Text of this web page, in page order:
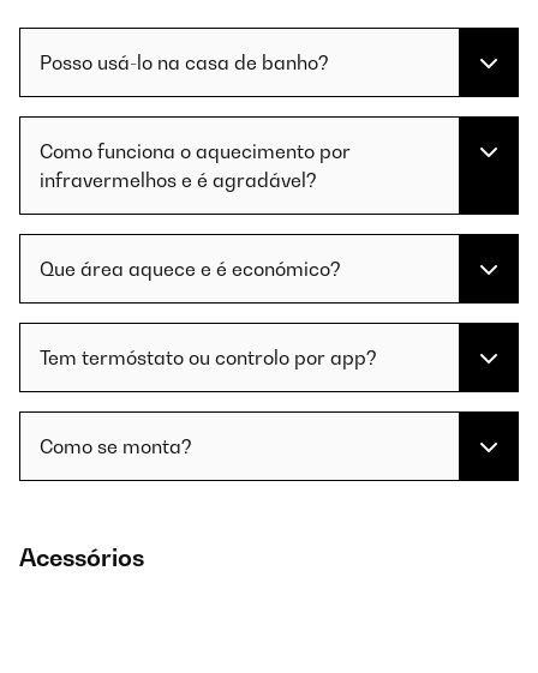
Posso usá-lo na casa de banho?
Como funciona o aquecimento por
infravermelhos e é agradável?
Que área aquece e é económico?
Tem termóstato ou controlo por app?
Como se monta?
Acessórios